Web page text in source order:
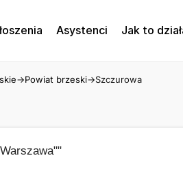
Asystenci Jak to
→Powiat brzeski→Szczurowa